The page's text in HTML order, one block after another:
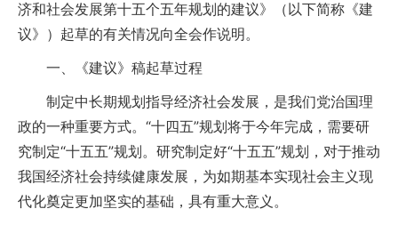
济和社会发展第十五个五年规划的建议》（以下简称《建
议》）起草的有关情况向全会作说明。
一、《建议》稿起草过程
制定中长期规划指导经济社会发展，是我们党治国理
政的一种重要方式。“十四五”规划将于今年完成，需要研
究制定“十五五”规划。研究制定好“十五五”规划，对于推动
我国经济社会持续健康发展，为如期基本实现社会主义现
代化奠定更加坚实的基础，具有重大意义。